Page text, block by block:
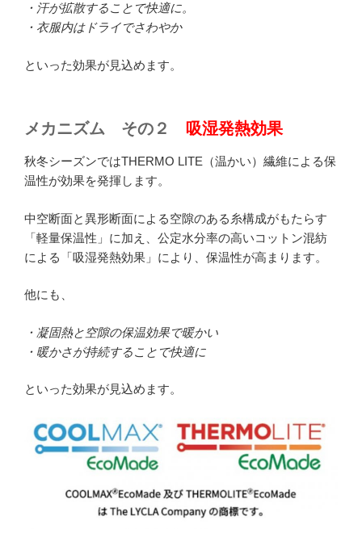
・汗が拡散することで快適に。
・衣服内はドライでさわやか
といった効果が見込めます。
メカニズム その２ 吸湿発熱効果
秋冬シーズンではTHERMO LITE（温かい）繊維による保
温性が効果を発揮します。
中空断面と異形断面による空隙のある糸構成がもたらす
「軽量保温性」に加え、公定水分率の高いコットン混紡
による「吸湿発熱効果」により、保温性が高まります。
他にも、
・凝固熱と空隙の保温効果で暖かい
・暖かさが持続することで快適に
といった効果が見込めます。